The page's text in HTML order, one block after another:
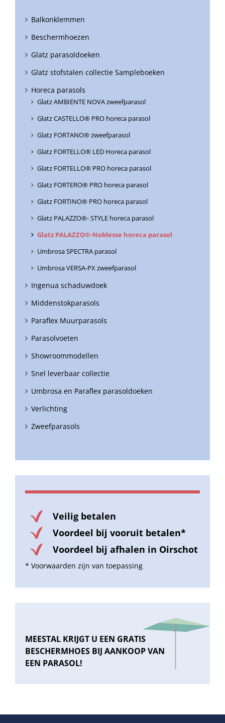
Balkonklemmen
Beschermhoezen
Glatz parasoldoeken
Glatz stofstalen collectie Sampleboeken
Horeca parasols
Glatz AMBIENTE NOVA zweefparasol
Glatz CASTELLO® PRO horeca parasol
Glatz FORTANO® zweefparasol
Glatz FORTELLO® LED Horeca parasol
Glatz FORTELLO® PRO horeca parasol
Glatz FORTERO® PRO horeca parasol
Glatz FORTINO® PRO horeca parasol
Glatz PALAZZO®- STYLE horeca parasol
Glatz PALAZZO®-Noblesse horeca parasol
Umbrosa SPECTRA parasol
Umbrosa VERSA-PX zweefparasol
Ingenua schaduwdoek
Middenstokparasols
Paraflex Muurparasols
Parasolvoeten
Showroommodellen
Snel leverbaar collectie
Umbrosa en Paraflex parasoldoeken
Verlichting
Zweefparasols
Veilig betalen
Voordeel bij vooruit betalen*
Voordeel bij afhalen in Oirschot
* Voorwaarden zijn van toepassing
MEESTAL KRIJGT U EEN GRATIS
BESCHERMHOES BIJ AANKOOP VAN
EEN PARASOL!